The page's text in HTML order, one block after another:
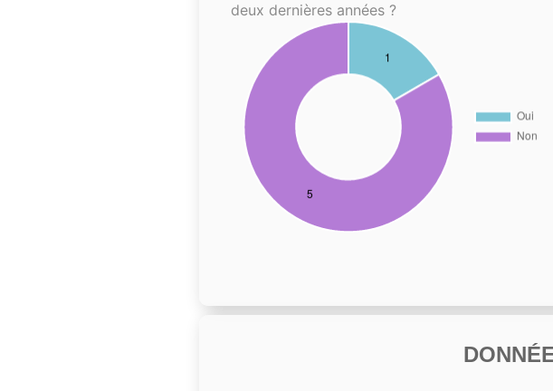
deux dernières années ?